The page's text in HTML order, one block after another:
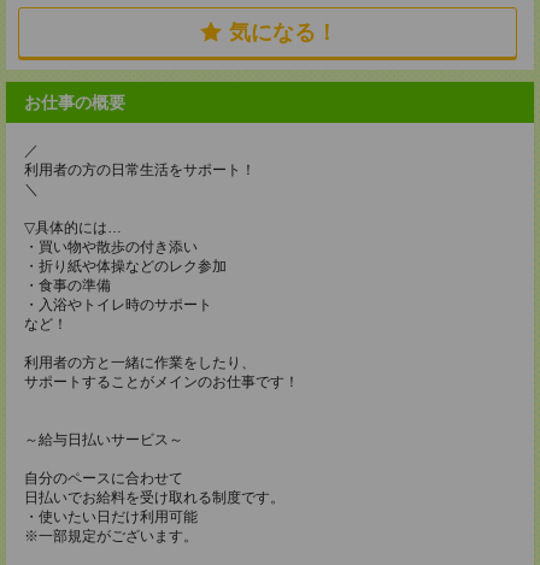
気になる！
お仕事の概要
／
利用者の方の日常生活をサポート！
＼
▽具体的には…
・買い物や散歩の付き添い
・折り紙や体操などのレク参加
・食事の準備
・入浴やトイレ時のサポート
など！
利用者の方と一緒に作業をしたり、
サポートすることがメインのお仕事です！
～給与日払いサービス～
自分のペースに合わせて
日払いでお給料を受け取れる制度です。
・使いたい日だけ利用可能
※一部規定がございます。